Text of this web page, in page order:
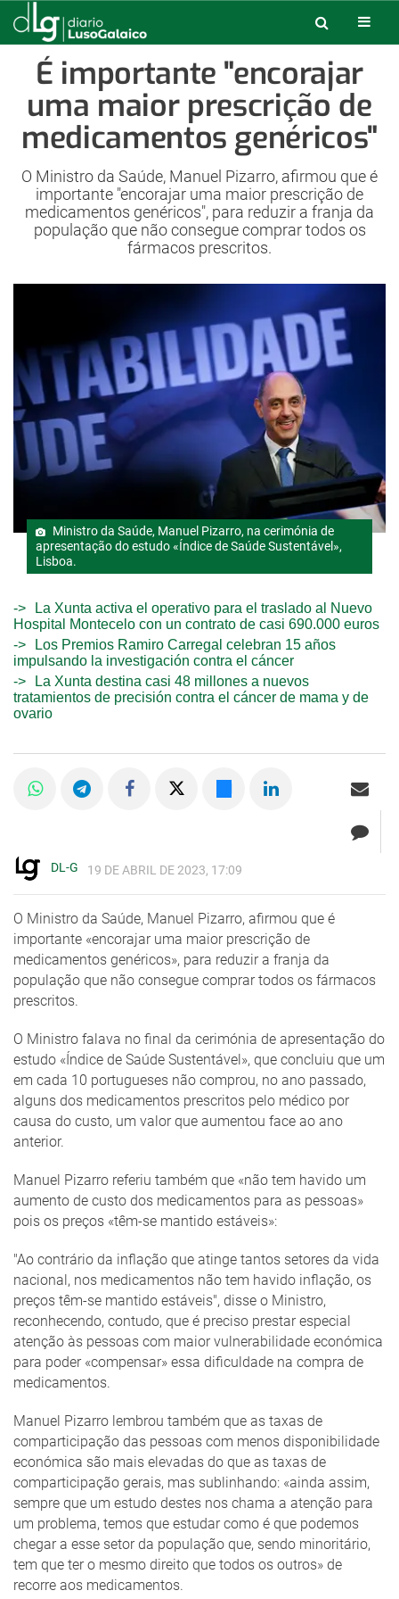
É importante "encorajar
uma maior prescrição de
medicamentos genéricos"
O Ministro da Saúde, Manuel Pizarro, afirmou que é
importante "encorajar uma maior prescrição de
medicamentos genéricos", para reduzir a franja da
população que não consegue comprar todos os
fármacos prescritos.
Ministro da Saúde, Manuel Pizarro, na cerimónia de
apresentação do estudo «Índice de Saúde Sustentável»,
Lisboa.
La Xunta activa el operativo para el traslado al Nuevo
Hospital Montecelo con un contrato de casi 690.000 euros
Los Premios Ramiro Carregal celebran 15 años
impulsando la investigación contra el cáncer
La Xunta destina casi 48 millones a nuevos
tratamientos de precisión contra el cáncer de mama y de
ovario
DL-G 19 DE ABRIL DE 2023, 17:09
O Ministro da Saúde, Manuel Pizarro, afirmou que é
importante «encorajar uma maior prescrição de
medicamentos genéricos», para reduzir a franja da
população que não consegue comprar todos os fármacos
prescritos.
O Ministro falava no final da cerimónia de apresentação do
estudo «Índice de Saúde Sustentável», que concluiu que um
em cada 10 portugueses não comprou, no ano passado,
alguns dos medicamentos prescritos pelo médico por
causa do custo, um valor que aumentou face ao ano
anterior.
Manuel Pizarro referiu também que «não tem havido um
aumento de custo dos medicamentos para as pessoas»
pois os preços «têm-se mantido estáveis»:
"Ao contrário da inflação que atinge tantos setores da vida
nacional, nos medicamentos não tem havido inflação, os
preços têm-se mantido estáveis", disse o Ministro,
reconhecendo, contudo, que é preciso prestar especial
atenção às pessoas com maior vulnerabilidade económica
para poder «compensar» essa dificuldade na compra de
medicamentos.
Manuel Pizarro lembrou também que as taxas de
comparticipação das pessoas com menos disponibilidade
económica são mais elevadas do que as taxas de
comparticipação gerais, mas sublinhando: «ainda assim,
sempre que um estudo destes nos chama a atenção para
um problema, temos que estudar como é que podemos
chegar a esse setor da população que, sendo minoritário,
tem que ter o mesmo direito que todos os outros» de
recorre aos medicamentos.